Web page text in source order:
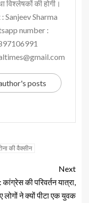
विश्लेषकों की होगी।
Sanjeev Sharma
number :
posts
की वैक्सीन
Next
कांग्रेस की परिवर्तन यात्रा,
लोगों ने क्यों पीटा एक युवक